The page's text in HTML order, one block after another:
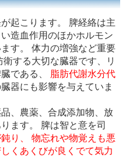
起こります。 脾経絡は主
造血作用のほかホルモン
す。 体力の増強など重要
する大切な臓器です、リ
である、
脂肪代謝水分代
器にも影響を与えていま
、農薬、合成添加物、放
ます。 脾は智と意を司
り、 物忘れや物覚えも悪
くあくびが良くでて気力